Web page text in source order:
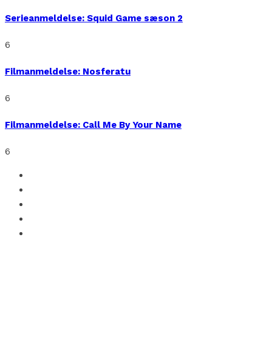
Serieanmeldelse: Squid Game sæson 2
6
Filmanmeldelse: Nosferatu
6
Filmanmeldelse: Call Me By Your Name
6